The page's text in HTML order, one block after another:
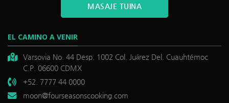
MASAJE TUINA
EL CAMINO A VENIR
Varsovia No. 44 Desp. 1002 Col. Juárez Del. Cuauhtémoc
C.P. 06600 CDMX
+52. 7777 44 0000
moon@fourseasonscooking.com